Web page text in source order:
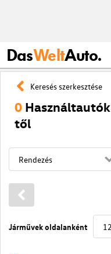
DasWeltAuto.
Keresés szerkesztése
0
től
Járművek oldalanként